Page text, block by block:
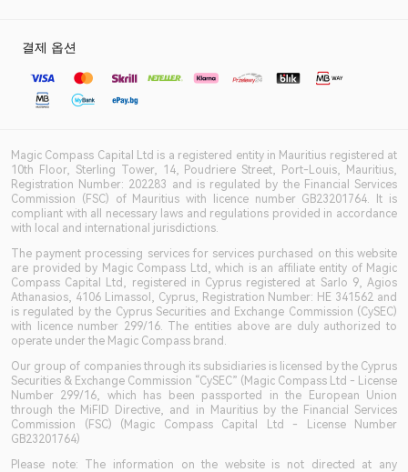
결제 옵션
Magic Compass Capital Ltd is a registered entity in Mauritius registered at
10th Floor, Sterling Tower, 14, Poudriere Street, Port-Louis, Mauritius,
Registration Number: 202283 and is regulated by the Financial Services
Commission (FSC) of Mauritius with licence number GB23201764. It is
compliant with all necessary laws and regulations provided in accordance
with local and international jurisdictions.
The payment processing services for services purchased on this website
are provided by Magic Compass Ltd, which is an affiliate entity of Magic
Compass Capital Ltd, registered in Cyprus registered at Sarlo 9, Agios
Athanasios, 4106 Limassol, Cyprus, Registration Number: HE 341562 and
is regulated by the Cyprus Securities and Exchange Commission (CySEC)
with licence number 299/16. The entities above are duly authorized to
operate under the Magic Compass brand.
Our group of companies through its subsidiaries is licensed by the Cyprus
Securities & Exchange Commission “CySEC” (Magic Compass Ltd - License
Number 299/16, which has been passported in the European Union
through the MiFID Directive, and in Mauritius by the Financial Services
Commission (FSC) (Magic Compass Capital Ltd - License Number
GB23201764)
Please note: The information on the website is not directed at any